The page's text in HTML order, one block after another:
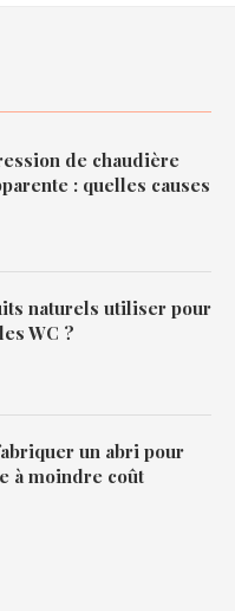
de chaudière
: quelles causes
naturels utiliser pour
WC ?
un abri pour
à moindre coût